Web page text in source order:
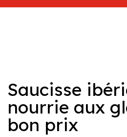
Saucisse
nourrie aux
bon prix